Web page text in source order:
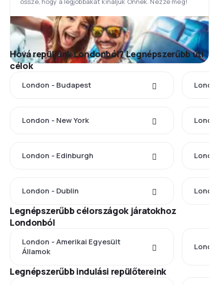
Hová repüljünk Londonból? Legnépszerűbb úti
célok
London - Budapest
London - New York
London - Edinburgh
London - Dublin
Legnépszerűbb célországok járatokhoz
Londonból
London - Amerikai Egyesült
Államok
Legnépszerűbb indulási repülőtereink